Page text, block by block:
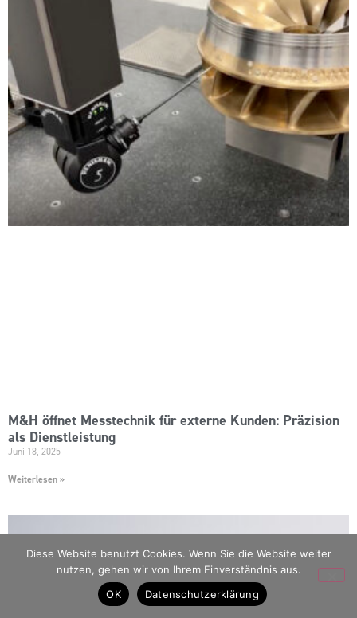
M&H öffnet Messtechnik für externe Kunden: Präzision
als Dienstleistung
Juni 18, 2025
Weiterlesen »
Diese Website benutzt Cookies. Wenn Sie die Website weiter
nutzen, gehen wir von Ihrem Einverständnis aus.
OK
Datenschutzerklärung